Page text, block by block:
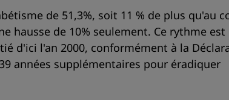
de 51,3%, soit 11 % de plus qu'au
hausse de 10% seulement. Ce rythme
d'ici l'an 2000, conformément à la
années supplémentaires pour éradiquer